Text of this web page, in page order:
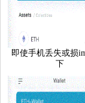
即使手机丢失或损
下